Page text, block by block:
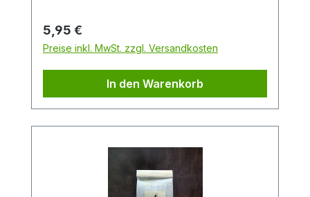
Regulärer Preis:
5,95 €
Preise inkl. MwSt. zzgl. Versandkosten
In den Warenkorb